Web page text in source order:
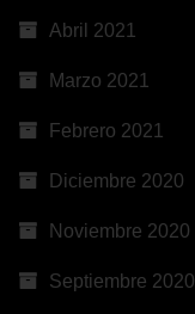
Abril 2021
Marzo 2021
Febrero 2021
Diciembre 2020
Noviembre 2020
Septiembre 2020